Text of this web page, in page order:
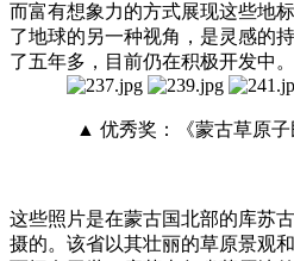
而富有想象力的方式展现这些地
了地球的另一种视角，是灵感的
了五年多，目前仍在积极开发中。
▲ 优秀奖：《蒙古草原子
这些照片是在蒙古国北部的库苏
摄的。该省以其壮丽的草原景观